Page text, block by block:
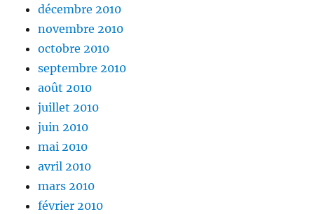
décembre 2010
novembre 2010
octobre 2010
septembre 2010
août 2010
juillet 2010
juin 2010
mai 2010
avril 2010
mars 2010
février 2010